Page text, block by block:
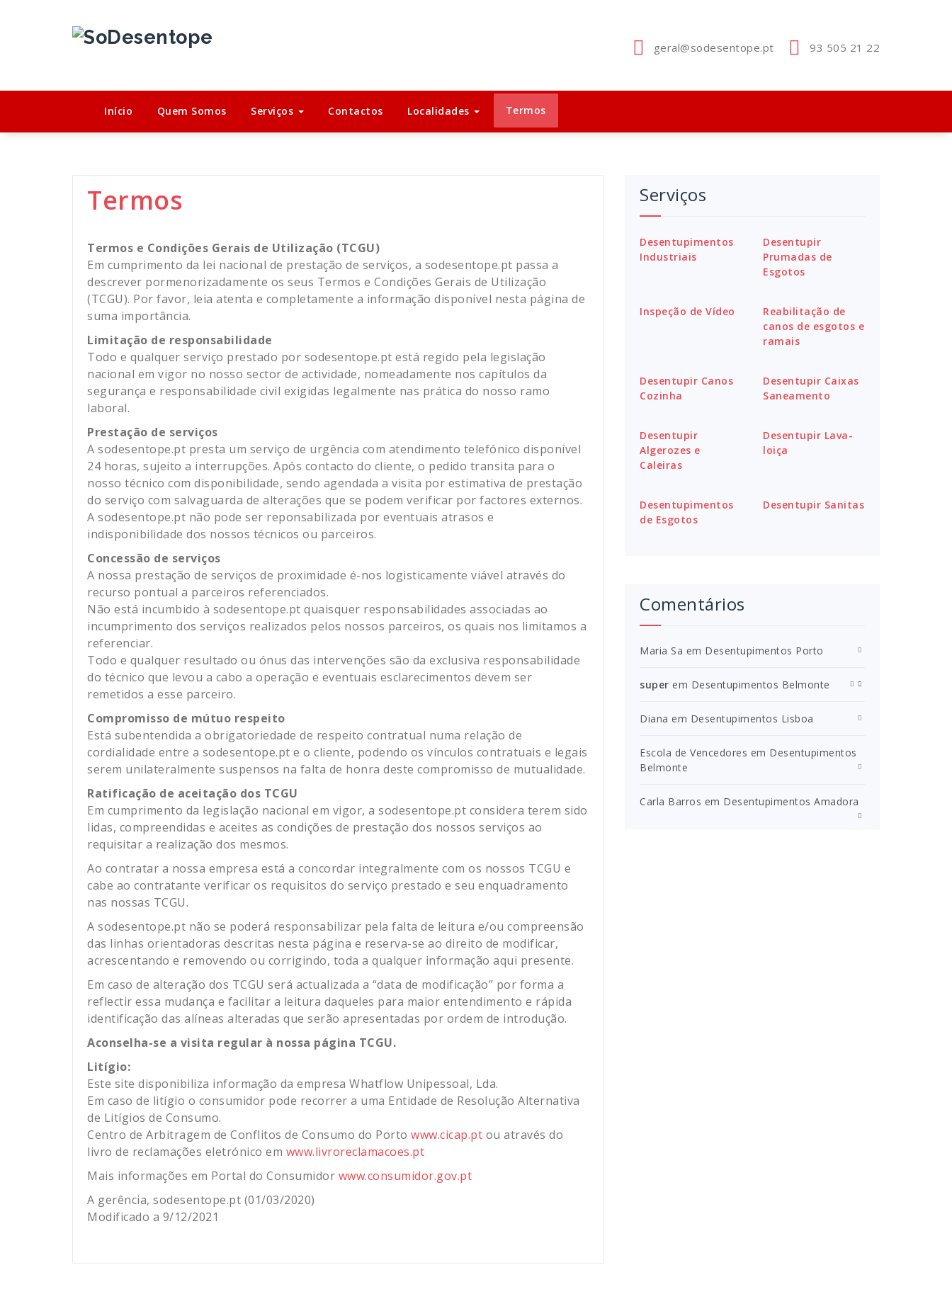
geral@sodesentope.pt 93 505 21 22
Início Quem Somos Serviços Contactos Localidades Termos
Termos
Termos e Condições Gerais de Utilização (TCGU)
Em cumprimento da lei nacional de prestação de serviços, a sodesentope.pt passa a
descrever pormenorizadamente os seus Termos e Condições Gerais de Utilização
(TCGU). Por favor, leia atenta e completamente a informação disponível nesta página de
suma importância.
Limitação de responsabilidade
Todo e qualquer serviço prestado por sodesentope.pt está regido pela legislação
nacional em vigor no nosso sector de actividade, nomeadamente nos capítulos da
segurança e responsabilidade civil exigidas legalmente nas prática do nosso ramo
laboral.
Prestação de serviços
A sodesentope.pt presta um serviço de urgência com atendimento telefónico disponível
24 horas, sujeito a interrupções. Após contacto do cliente, o pedido transita para o
nosso técnico com disponibilidade, sendo agendada a visita por estimativa de prestação
do serviço com salvaguarda de alterações que se podem verificar por factores externos.
A sodesentope.pt não pode ser reponsabilizada por eventuais atrasos e
indisponibilidade dos nossos técnicos ou parceiros.
Concessão de serviços
A nossa prestação de serviços de proximidade é-nos logisticamente viável através do
recurso pontual a parceiros referenciados.
Não está incumbido à sodesentope.pt quaisquer responsabilidades associadas ao
incumprimento dos serviços realizados pelos nossos parceiros, os quais nos limitamos a
referenciar.
Todo e qualquer resultado ou ónus das intervenções são da exclusiva responsabilidade
do técnico que levou a cabo a operação e eventuais esclarecimentos devem ser
remetidos a esse parceiro.
Compromisso de mútuo respeito
Está subentendida a obrigatoriedade de respeito contratual numa relação de
cordialidade entre a sodesentope.pt e o cliente, podendo os vínculos contratuais e legais
serem unilateralmente suspensos na falta de honra deste compromisso de mutualidade.
Ratificação de aceitação dos TCGU
Em cumprimento da legislação nacional em vigor, a sodesentope.pt considera terem sido
lidas, compreendidas e aceites as condições de prestação dos nossos serviços ao
requisitar a realização dos mesmos.
Ao contratar a nossa empresa está a concordar integralmente com os nossos TCGU e
cabe ao contratante verificar os requisitos do serviço prestado e seu enquadramento
nas nossas TCGU.
A sodesentope.pt não se poderá responsabilizar pela falta de leitura e/ou compreensão
das linhas orientadoras descritas nesta página e reserva-se ao direito de modificar,
acrescentando e removendo ou corrigindo, toda a qualquer informação aqui presente.
Em caso de alteração dos TCGU será actualizada a “data de modificação” por forma a
reflectir essa mudança e facilitar a leitura daqueles para maior entendimento e rápida
identificação das alíneas alteradas que serão apresentadas por ordem de introdução.
Aconselha-se a visita regular à nossa página TCGU.
Litígio:
Este site disponibiliza informação da empresa Whatflow Unipessoal, Lda.
Em caso de litígio o consumidor pode recorrer a uma Entidade de Resolução Alternativa
de Litígios de Consumo.
Centro de Arbitragem de Conflitos de Consumo do Porto www.cicap.pt ou através do
livro de reclamações eletrónico em www.livroreclamacoes.pt
Mais informações em Portal do Consumidor www.consumidor.gov.pt
A gerência, sodesentope.pt (01/03/2020)
Modificado a 9/12/2021
Serviços
Desentupimentos
Industriais
Desentupir
Prumadas de
Esgotos
Inspeção de Vídeo
Reabilitação de
canos de esgotos e
ramais
Desentupir Canos
Cozinha
Desentupir Caixas
Saneamento
Desentupir
Algerozes e
Caleiras
Desentupir Lava-
loiça
Desentupimentos
de Esgotos
Desentupir Sanitas
Comentários
Maria Sa em Desentupimentos Porto
super em Desentupimentos Belmonte
Diana em Desentupimentos Lisboa
Escola de Vencedores em Desentupimentos
Belmonte
Carla Barros em Desentupimentos Amadora